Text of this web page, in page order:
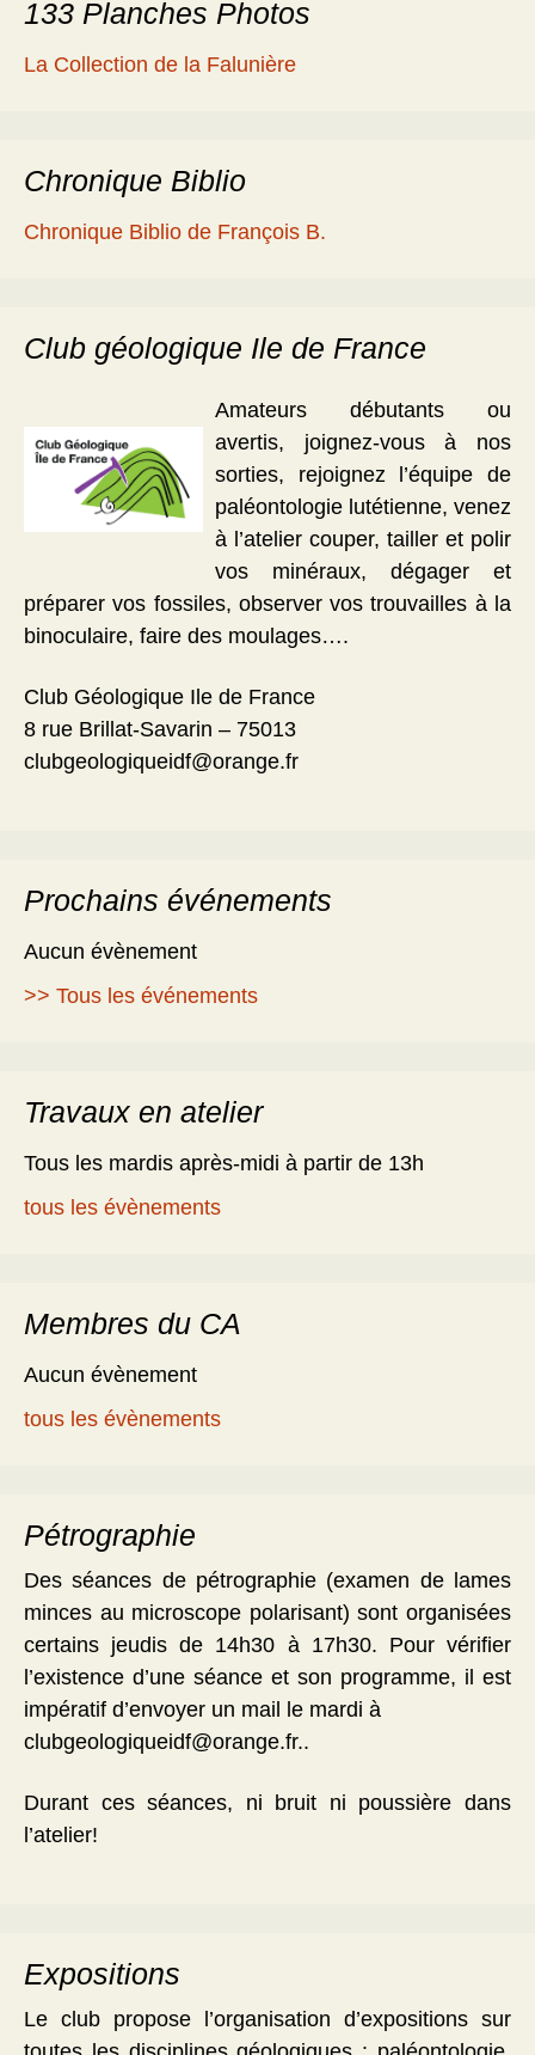
133 Planches Photos
La Collection de la Falunière
Chronique Biblio
Chronique Biblio de François B.
Club géologique Ile de France
Amateurs débutants ou
avertis, joignez-vous à nos
sorties, rejoignez l’équipe de
paléontologie lutétienne, venez
à l’atelier couper, tailler et polir
vos minéraux, dégager et
préparer vos fossiles, observer vos trouvailles à la
binoculaire, faire des moulages….
Club Géologique Ile de France
8 rue Brillat-Savarin – 75013
clubgeologiqueidf@orange.fr
Prochains événements
Aucun évènement
>> Tous les événements
Travaux en atelier
Tous les mardis après-midi à partir de 13h
tous les évènements
Membres du CA
Aucun évènement
tous les évènements
Pétrographie
Des séances de pétrographie (examen de lames
minces au microscope polarisant) sont organisées
certains jeudis de 14h30 à 17h30. Pour vérifier
l’existence d’une séance et son programme, il est
impératif d’envoyer un mail le mardi à
clubgeologiqueidf@orange.fr..
Durant ces séances, ni bruit ni poussière dans
l’atelier!
Expositions
Le club propose l’organisation d’expositions sur